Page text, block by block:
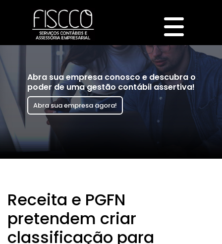
Abra sua empresa conosco e descubra o
poder de uma gestão contábil assertiva!
Abra sua empresa agora!
Receita e PGFN
pretendem criar
classificação para